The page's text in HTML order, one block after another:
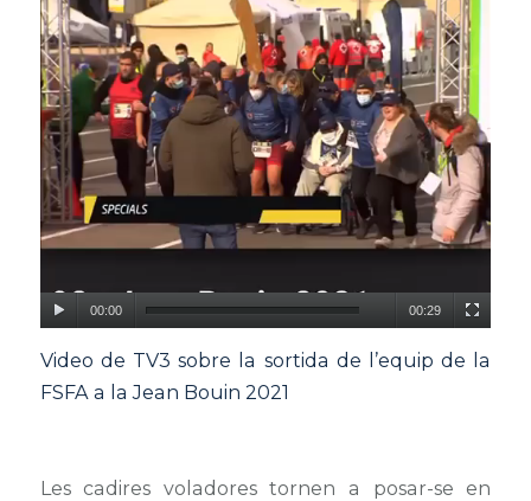
00:00 00:29
Video de TV3 sobre la sortida de l’equip de la
FSFA a la Jean Bouin 2021
Les cadires voladores tornen a posar-se en